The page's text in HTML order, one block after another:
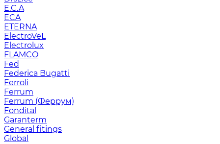
E.C.A
ECA
ETERNA
ElectroVeL
Electrolux
FLAMCO
Fed
Federica Bugatti
Ferroli
Ferrum
Ferrum (Феррум)
Fondital
Garanterm
General fitings
Global